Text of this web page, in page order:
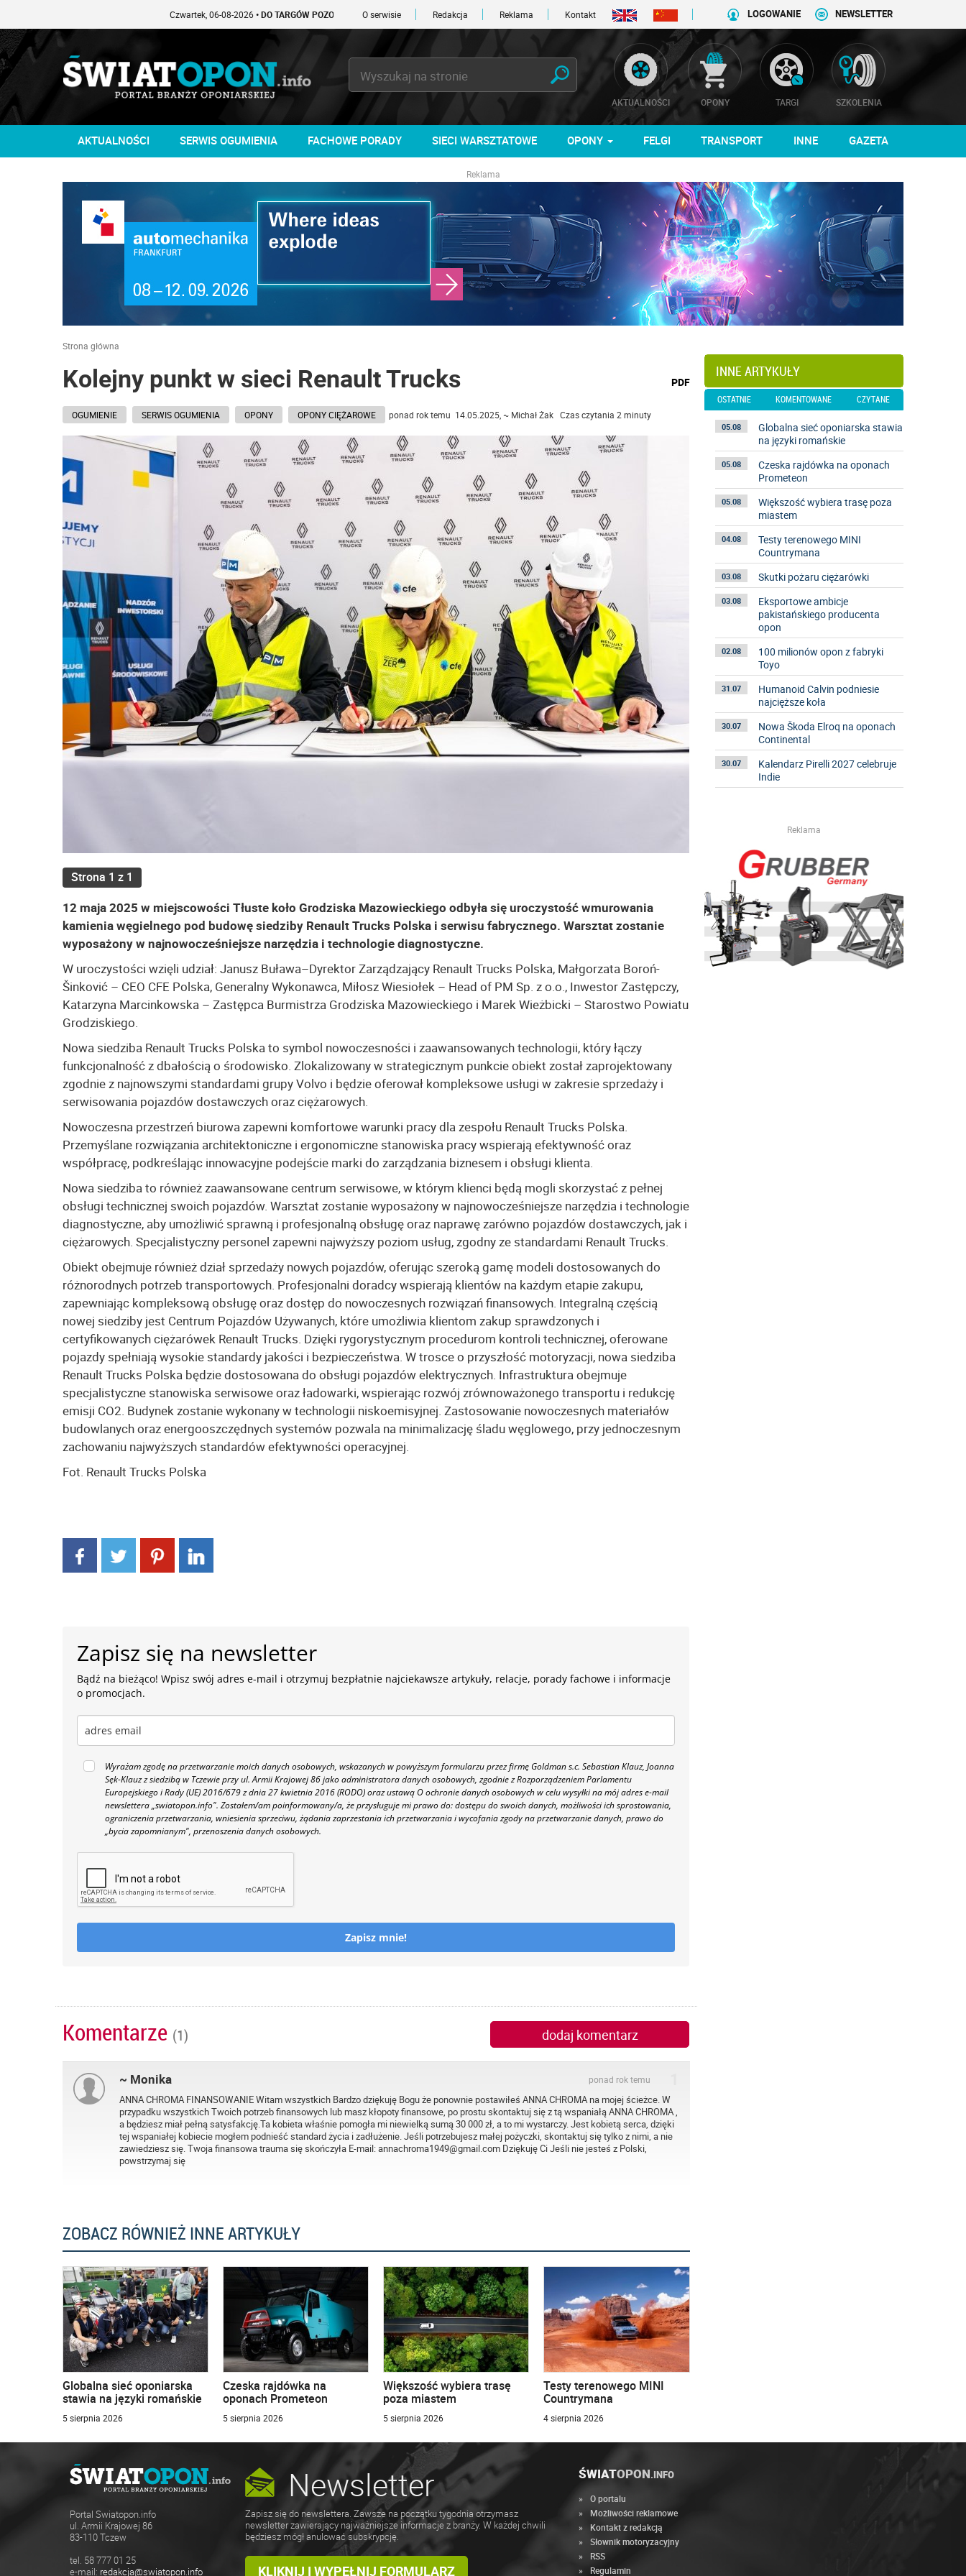
Czwartek, 06-08-2026• DO TARGÓW POZOSTAŁO -1 DNI O serwisie Redakcja Reklama Kontakt NEWSLETTER
LOGOWANIE
AKTUALNOŚCI OPONY TARGI SZKOLENIA
AKTUALNOŚCI SERWIS OGUMIENIA FACHOWE PORADY SIECI WARSZTATOWE OPONY FELGI TRANSPORT INNE GAZETA
Reklama
Strona główna
Kolejny punkt w sieci Renault Trucks
wydrukuj
podstronę
PDF
OGUMIENIE SERWIS OGUMIENIA OPONY OPONY CIĘŻAROWE ponad rok temu 14.05.2025, ~ Michał Żak Czas czytania 2 minuty
Strona 1 z 1
12 maja 2025 w miejscowości Tłuste koło Grodziska Mazowieckiego odbyła się uroczystość wmurowania
kamienia węgielnego pod budowę siedziby Renault Trucks Polska i serwisu fabrycznego. Warsztat zostanie
wyposażony w najnowocześniejsze narzędzia i technologie diagnostyczne.
W uroczystości wzięli udział: Janusz Buława–Dyrektor Zarządzający Renault Trucks Polska, Małgorzata Boroń-
Šinković – CEO CFE Polska, Generalny Wykonawca, Miłosz Wiesiołek – Head of PM Sp. z o.o., Inwestor Zastępczy,
Katarzyna Marcinkowska – Zastępca Burmistrza Grodziska Mazowieckiego i Marek Wieżbicki – Starostwo Powiatu
Grodziskiego.
Nowa siedziba Renault Trucks Polska to symbol nowoczesności i zaawansowanych technologii, który łączy
funkcjonalność z dbałością o środowisko. Zlokalizowany w strategicznym punkcie obiekt został zaprojektowany
zgodnie z najnowszymi standardami grupy Volvo i będzie oferował kompleksowe usługi w zakresie sprzedaży i
serwisowania pojazdów dostawczych oraz ciężarowych.
Nowoczesna przestrzeń biurowa zapewni komfortowe warunki pracy dla zespołu Renault Trucks Polska.
Przemyślane rozwiązania architektoniczne i ergonomiczne stanowiska pracy wspierają efektywność oraz
współpracę, podkreślając innowacyjne podejście marki do zarządzania biznesem i obsługi klienta.
Nowa siedziba to również zaawansowane centrum serwisowe, w którym klienci będą mogli skorzystać z pełnej
obsługi technicznej swoich pojazdów. Warsztat zostanie wyposażony w najnowocześniejsze narzędzia i technologie
diagnostyczne, aby umożliwić sprawną i profesjonalną obsługę oraz naprawę zarówno pojazdów dostawczych, jak i
ciężarowych. Specjalistyczny personel zapewni najwyższy poziom usług, zgodny ze standardami Renault Trucks.
Obiekt obejmuje również dział sprzedaży nowych pojazdów, oferując szeroką gamę modeli dostosowanych do
różnorodnych potrzeb transportowych. Profesjonalni doradcy wspierają klientów na każdym etapie zakupu,
zapewniając kompleksową obsługę oraz dostęp do nowoczesnych rozwiązań finansowych. Integralną częścią
nowej siedziby jest Centrum Pojazdów Używanych, które umożliwia klientom zakup sprawdzonych i
certyfikowanych ciężarówek Renault Trucks. Dzięki rygorystycznym procedurom kontroli technicznej, oferowane
pojazdy spełniają wysokie standardy jakości i bezpieczeństwa. W trosce o przyszłość motoryzacji, nowa siedziba
Renault Trucks Polska będzie dostosowana do obsługi pojazdów elektrycznych. Infrastruktura obejmuje
specjalistyczne stanowiska serwisowe oraz ładowarki, wspierając rozwój zrównoważonego transportu i redukcję
emisji CO2. Budynek zostanie wykonany w technologii niskoemisyjnej. Zastosowanie nowoczesnych materiałów
budowlanych oraz energooszczędnych systemów pozwala na minimalizację śladu węglowego, przy jednoczesnym
zachowaniu najwyższych standardów efektywności operacyjnej.
Fot. Renault Trucks Polska
Zapisz się na newsletter
Bądź na bieżąco! Wpisz swój adres e-mail i otrzymuj bezpłatnie najciekawsze artykuły, relacje, porady fachowe i informacje
o promocjach.
Wyrażam zgodę na przetwarzanie moich danych osobowych, wskazanych w powyższym formularzu przez firmę Goldman s.c. Sebastian Klauz, Joanna
Sęk-Klauz z siedzibą w Tczewie przy ul. Armii Krajowej 86 jako administratora danych osobowych, zgodnie z Rozporządzeniem Parlamentu
Europejskiego i Rady (UE) 2016/679 z dnia 27 kwietnia 2016 (RODO) oraz ustawą O ochronie danych osobowych w celu wysyłki na mój adres e-mail
newslettera „swiatopon.info". Zostałem/am poinformowany/a, że przysługuje mi prawo do: dostępu do swoich danych, możliwości ich sprostowania,
ograniczenia przetwarzania, wniesienia sprzeciwu, żądania zaprzestania ich przetwarzania i wycofania zgody na przetwarzanie danych, prawo do
„bycia zapomnianym", przenoszenia danych osobowych.
Zapisz mnie!
Komentarze (1) dodaj komentarz
~ Monika ponad rok temu
ANNA CHROMA FINANSOWANIE Witam wszystkich Bardzo dziękuję Bogu że ponownie postawiłeś ANNA CHROMA na mojej ścieżce. W
przypadku wszystkich Twoich potrzeb finansowych lub masz kłopoty finansowe, po prostu skontaktuj się z tą wspaniałą ANNA CHROMA ,
a będziesz miał pełną satysfakcję.Ta kobieta właśnie pomogła mi niewielką sumą 30 000 zł, a to mi wystarczy. Jest kobietą serca, dzięki
tej wspaniałej kobiecie mogłem podnieść standard życia i zadłużenie. Jeśli potrzebujesz małej pożyczki, skontaktuj się tylko z nimi, a nie
zawiedziesz się. Twoja finansowa trauma się skończyła E-mail: annachroma1949@gmail.com Dziękuję Ci Jeśli nie jesteś z Polski,
powstrzymaj się
ZOBACZ RÓWNIEŻ INNE ARTYKUŁY
Globalna sieć oponiarska
stawia na języki romańskie
5 sierpnia 2026
Czeska rajdówka na
oponach Prometeon
5 sierpnia 2026
Większość wybiera trasę
poza miastem
5 sierpnia 2026
Testy terenowego MINI
Countrymana
4 sierpnia 2026
INNE ARTYKUŁY
OSTATNIE KOMENTOWANE CZYTANE
05.08
Globalna sieć oponiarska stawia
na języki romańskie
05.08
Czeska rajdówka na oponach
Prometeon
05.08
Większość wybiera trasę poza
miastem
04.08
Testy terenowego MINI
Countrymana
03.08 Skutki pożaru ciężarówki
03.08
Eksportowe ambicje
pakistańskiego producenta
opon
02.08
100 milionów opon z fabryki
Toyo
31.07
Humanoid Calvin podniesie
najcięższe koła
30.07
Nowa Škoda Elroq na oponach
Continental
30.07
Kalendarz Pirelli 2027 celebruje
Indie
Reklama
Portal Swiatopon.info
ul. Armii Krajowej 86
83-110 Tczew
tel. 58 777 01 25
e-mail: redakcja@swiatopon.info
Newsletter
Zapisz się do newslettera. Zawsze na początku tygodnia otrzymasz
newsletter zawierający najważniejsze informacje z branży. W każdej chwili
będziesz mógł anulować subskrypcję.
KLIKNIJ I WYPEŁNIJ FORMULARZ
ŚWIATOPON.INFO
O portalu
Możliwości reklamowe
Kontakt z redakcją
Słownik motoryzacyjny
RSS
Regulamin